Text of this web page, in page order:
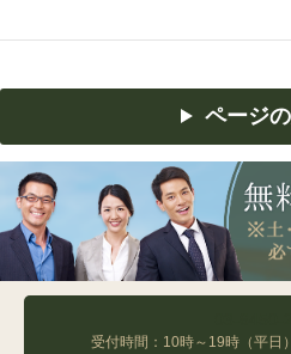
ページ
受付時間：10時～19時（平日